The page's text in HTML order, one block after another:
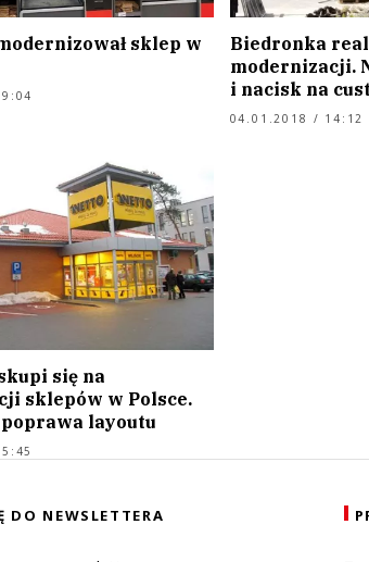
sklep w
Biedronka
modernizacji.
i nacisk na
04.01.2018 / 14:12
się na
sklepów w Polsce.
layoutu
DO NEWSLETTERA